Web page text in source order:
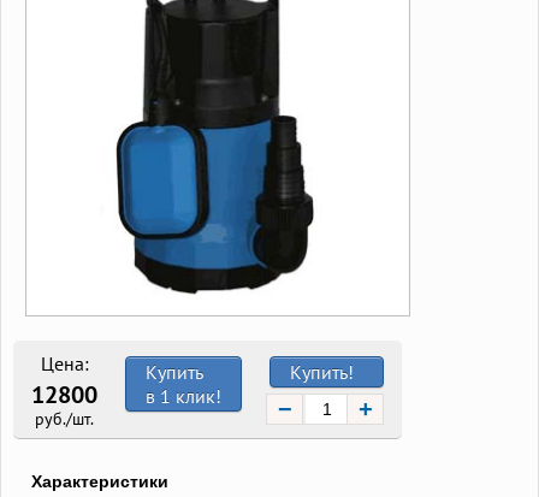
Цена:
12800
руб./шт.
Купить!
− +
Купить
в 1 клик!
Характеристики